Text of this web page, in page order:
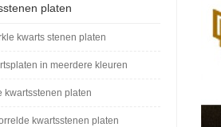
platen
kwarts stenen platen
in meerdere kleuren
kwartsstenen platen
kwartsstenen platen